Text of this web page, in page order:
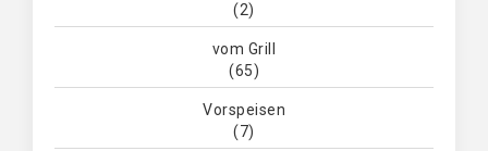
(2)
vom Grill
(65)
Vorspeisen
(7)